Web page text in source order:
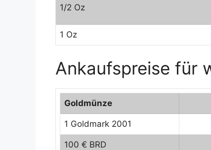
1/2 Oz
1 Oz
Ankaufspreise für
Goldmünze
1 Goldmark 2001
100 € BRD